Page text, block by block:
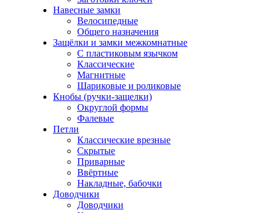
Навесные замки
Велосипедные
Общего назначения
Защёлки и замки межкомнатные
С пластиковым язычком
Классические
Магнитные
Шариковые и роликовые
Кнобы (ручки-защелки)
Округлой формы
Фалевые
Петли
Классические врезные
Скрытые
Приварные
Ввёртные
Накладные, бабочки
Доводчики
Доводчики